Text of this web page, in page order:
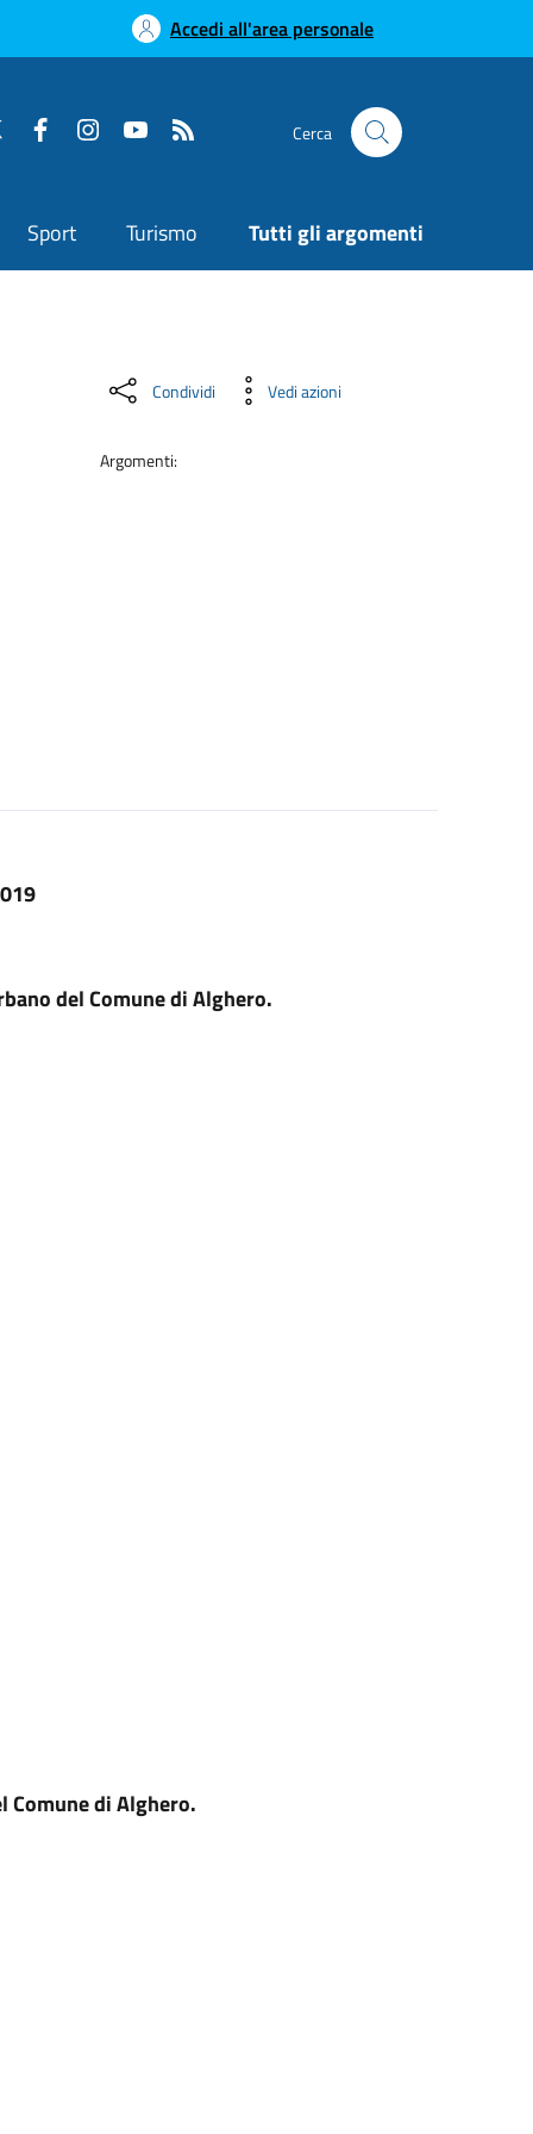
Accedi all'area personale
Cerca
Sport Turismo Tutti gli argomenti
Condividi Vedi azioni
Argomenti:
del Comune di Alghero.
Comune di Alghero.